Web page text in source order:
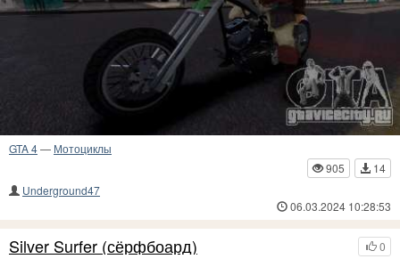
GTA 4— Мотоциклы
905
14
Underground47
06.03.2024 10:28:53
0
Silver Surfer (сёрфбоард)